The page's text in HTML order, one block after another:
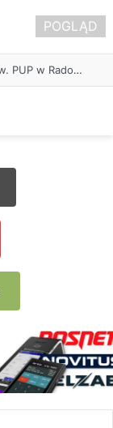
Około 90 tys. zł na szkolenia pracowników. PUP w Radomsku ogłasza nabór wniosków
POGLĄD